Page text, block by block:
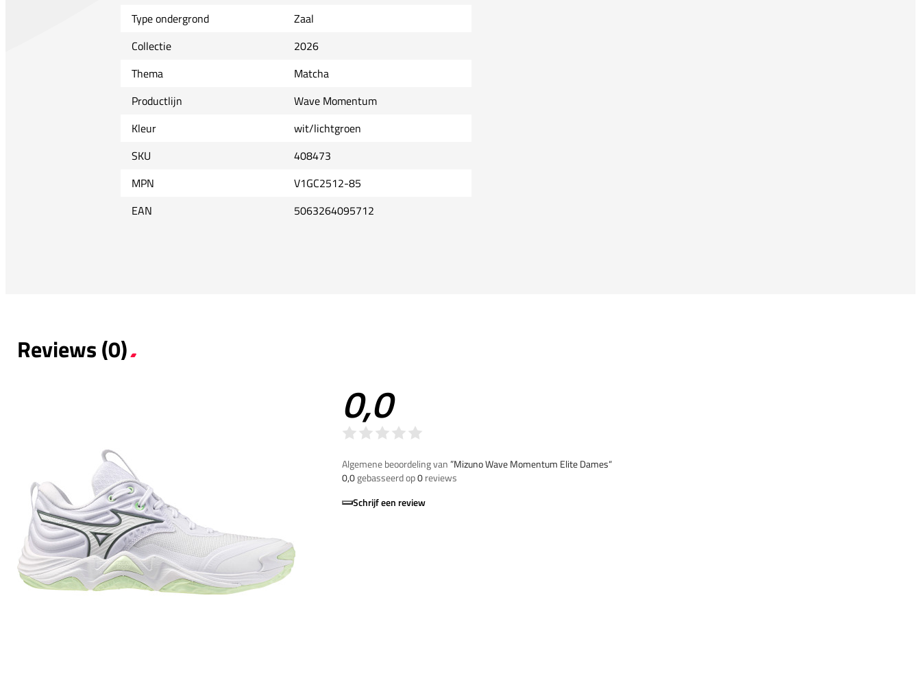
Type ondergrond
Zaal
Collectie
2026
Thema
Matcha
Productlijn
Wave Momentum
Kleur
wit/lichtgroen
SKU
408473
MPN
V1GC2512-85
EAN
5063264095712
Reviews (0)
0,0
Algemene beoordeling van”Mizuno Wave Momentum Elite Dames“
0,0gebasseerd op0reviews
Schrijf een review